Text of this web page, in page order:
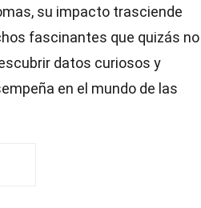
su impacto trasciende
fascinantes que quizás no
datos curiosos y
en el mundo de las